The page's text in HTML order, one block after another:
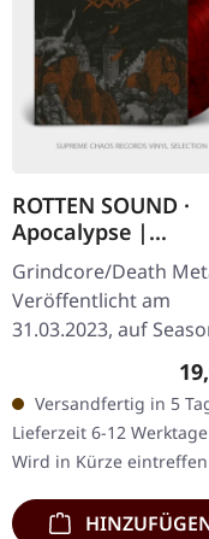
ROTTEN SOUND ·
Apocalypse |
RED/BLACK
LP
Grindcore/Death
Veröffentlicht am
31.03.2023, auf
marmoriertes Vinyl,
limitiert auf 500
Gatefold-Cover.…
Versandfertig in 5
Lieferzeit 6-12
Wird in Kürze eintreffen